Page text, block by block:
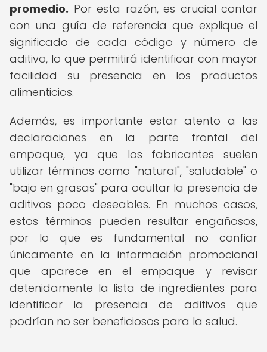
promedio. Por esta razón, es crucial contar
con una guía de referencia que explique el
significado de cada código y número de
aditivo, lo que permitirá identificar con mayor
facilidad su presencia en los productos
alimenticios.
Además, es importante estar atento a las
declaraciones en la parte frontal del
empaque, ya que los fabricantes suelen
utilizar términos como "natural", "saludable" o
"bajo en grasas" para ocultar la presencia de
aditivos poco deseables. En muchos casos,
estos términos pueden resultar engañosos,
por lo que es fundamental no confiar
únicamente en la información promocional
que aparece en el empaque y revisar
detenidamente la lista de ingredientes para
identificar la presencia de aditivos que
podrían no ser beneficiosos para la salud.